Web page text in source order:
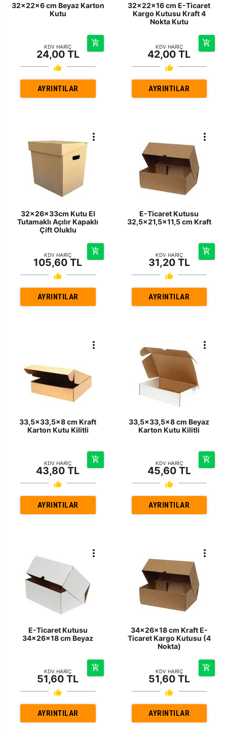
32x22x6 cm Beyaz Karton
Kutu
KDV HARİÇ
24,00 TL
AYRINTILAR
32x22x16 cm E-Ticaret
Kargo Kutusu Kraft 4
Nokta Kutu
KDV HARİÇ
42,00 TL
AYRINTILAR
32x26x33cm Kutu El
Tutamaklı Açılır Kapaklı
Çift Oluklu
KDV HARİÇ
105,60 TL
AYRINTILAR
E-Ticaret Kutusu
32,5x21,5x11,5 cm Kraft
KDV HARİÇ
31,20 TL
AYRINTILAR
33,5x33,5x8 cm Kraft
Karton Kutu Kilitli
KDV HARİÇ
43,80 TL
AYRINTILAR
33,5x33,5x8 cm Beyaz
Karton Kutu Kilitli
KDV HARİÇ
45,60 TL
AYRINTILAR
E-Ticaret Kutusu
34x26x18 cm Beyaz
KDV HARİÇ
51,60 TL
AYRINTILAR
34x26x18 cm Kraft E-
Ticaret Kargo Kutusu (4
Nokta)
KDV HARİÇ
51,60 TL
AYRINTILAR